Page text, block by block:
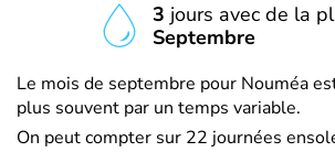
3 jours avec de la
Septembre
Le mois de septembre pour Nouméa
plus souvent par un temps variable.
On peut compter sur 22 journées